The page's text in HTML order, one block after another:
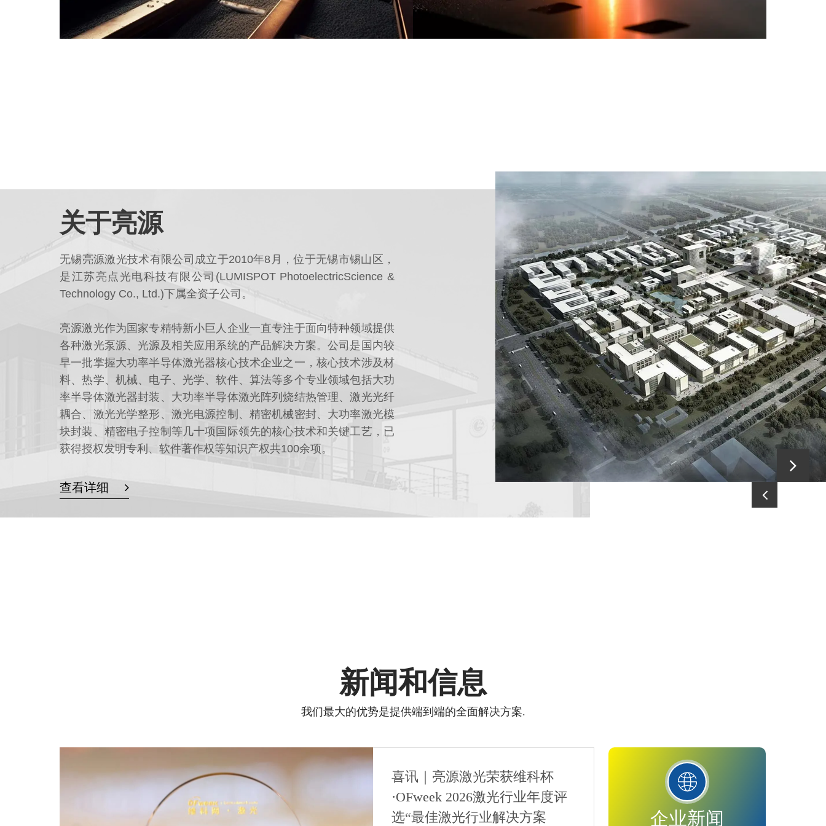
关于亮源
无锡亮源激光技术有限公司成立于2010年8月，位于无锡市锡山区，
是江苏亮点光电科技有限公司(LUMISPOT PhotoelectricScience &
Technology Co., Ltd.)下属全资子公司。
亮源激光作为国家专精特新小巨人企业一直专注于面向特种领域提供
各种激光泵源、光源及相关应用系统的产品解决方案。公司是国内较
早一批掌握大功率半导体激光器核心技术企业之一，核心技术涉及材
料、热学、机械、电子、光学、软件、算法等多个专业领域包括大功
率半导体激光器封装、大功率半导体激光阵列烧结热管理、激光光纤
耦合、激光光学整形、激光电源控制、精密机械密封、大功率激光模
块封装、精密电子控制等几十项国际领先的核心技术和关键工艺，已
获得授权发明专利、软件著作权等知识产权共100余项。
查看详细
新闻和信息
我们最大的优势是提供端到端的全面解决方案.
喜讯｜亮源激光荣获维科杯
·OFweek 2026激光行业年度评
选“最佳激光行业解决方案
企业新闻